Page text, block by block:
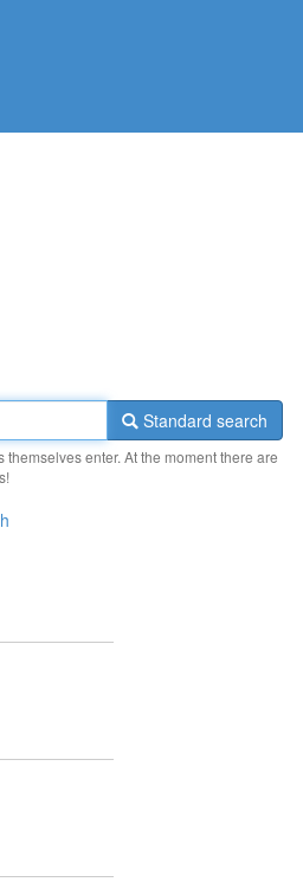
Standard search
enter. At the moment there are